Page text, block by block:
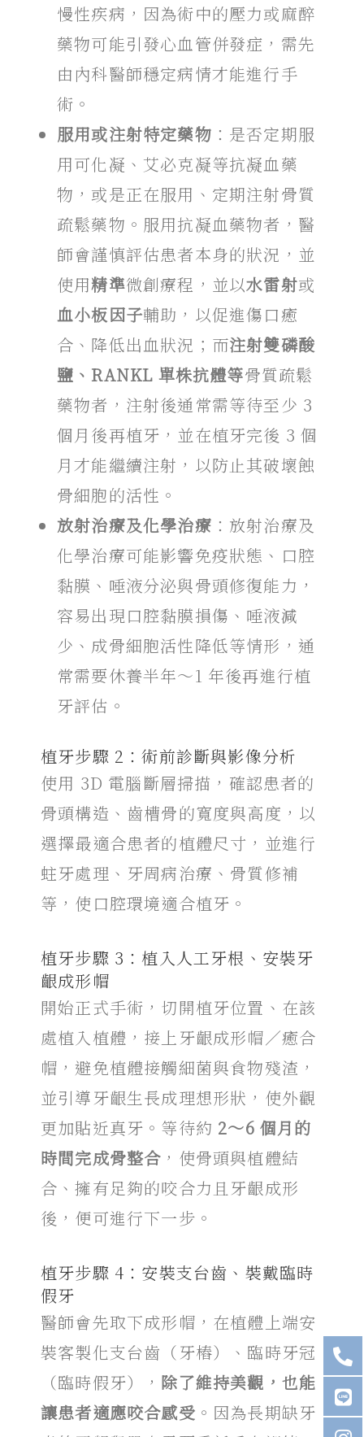
慢性疾病，因為術中的壓力或麻醉
藥物可能引發心血管併發症，需先
由內科醫師穩定病情才能進行手
術。
服用或注射特定藥物 ：是否定期服
用可化凝、艾必克凝等抗凝血藥
物，或是正在服用、定期注射骨質
疏鬆藥物。服用抗凝血藥物者，醫
師會謹慎評估患者本身的狀況，並
使用精準微創療程，並以水雷射或
血小板因子輔助，以促進傷口癒
合、 降低出血狀況；而注射雙磷酸
鹽、RANKL 單株抗體等骨質疏鬆
藥物者，注射後通常需等待至少 3
個月後再植牙，並在植牙完後 3 個
月才能繼續注射，以防止其破壞蝕
骨細胞的活性。
放射治療及化學治療 ：放射治療及
化學治療可能影響免疫狀態、口腔
黏膜、唾液分泌與骨頭修復能力，
容易出現口腔黏膜損傷、唾液減
少、成骨細胞活性降低等情形，通
常需要休養半年～1 年後再進行植
牙評估。
植牙步驟 2：術前診斷與影像分析
使用 3D 電腦斷層掃描，確認患者的
骨頭構造、齒槽骨的寬度與高度，以
選擇最適合患者的植體尺寸，並進行
蛀牙處理、牙周病治療、骨質修補
等，使口腔環境適合植牙。
植牙步驟 3：植入人工牙根、安裝牙
齦成形帽
開始正式手術，切開植牙位置、在該
處植入植體，接上牙齦成形帽／癒合
帽，避免植體接觸細菌與食物殘渣，
並引導牙齦生長成理想形狀，使外觀
更加貼近真牙。等待約 2～6 個月的
時間完成骨整合 ，使骨頭與植體結
合、擁有足夠的咬合力且牙齦成形
後，便可進行下一步。
植牙步驟 4：安裝支台齒、裝戴臨時
假牙
醫師會先取下成形帽，在植體上端安
裝客製化支台齒（牙樁）、臨時牙冠
（臨時假牙）， 除了維持美觀，也能
讓患者適應咬合感受 。因為長期缺牙